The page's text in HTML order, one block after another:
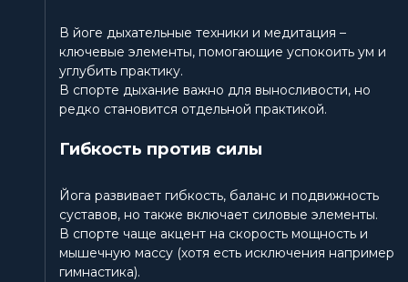
В йоге дыхательные техники и медитация –
ключевые элементы, помогающие успокоить ум и
углубить практику.
В спорте дыхание важно для выносливости, но
редко становится отдельной практикой.
Гибкость против силы
Йога развивает гибкость, баланс и подвижность
суставов, но также включает силовые элементы.
В спорте чаще акцент на скорость мощность и
мышечную массу (хотя есть исключения например
гимнастика).